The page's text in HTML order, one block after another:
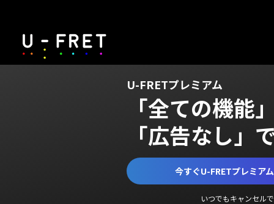
U-FRETプレミアム
「全ての機能
「広告なし」
今すぐU-FRETプレミア
いつでもキャンセル